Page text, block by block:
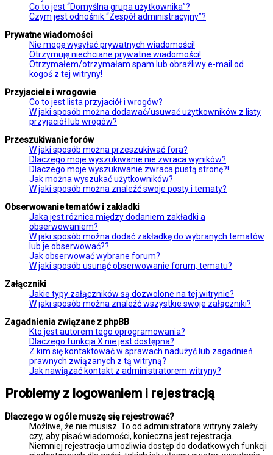
Co to jest “Domyślna grupa użytkownika”?
Czym jest odnośnik “Zespół administracyjny”?
Prywatne wiadomości
Nie mogę wysyłać prywatnych wiadomości!
Otrzymuję niechciane prywatne wiadomości!
Otrzymałem/otrzymałam spam lub obraźliwy e-mail od
kogoś z tej witryny!
Przyjaciele i wrogowie
Co to jest lista przyjaciół i wrogów?
W jaki sposób można dodawać/usuwać użytkowników z listy
przyjaciół lub wrogów?
Przeszukiwanie forów
W jaki sposób można przeszukiwać fora?
Dlaczego moje wyszukiwanie nie zwraca wyników?
Dlaczego moje wyszukiwanie zwraca pustą stronę?!
Jak można wyszukać użytkowników?
W jaki sposób można znaleźć swoje posty i tematy?
Obserwowanie tematów i zakładki
Jaka jest różnica między dodaniem zakładki a
obserwowaniem?
W jaki sposób można dodać zakładkę do wybranych tematów
lub je obserwować??
Jak obserwować wybrane forum?
W jaki sposób usunąć obserwowanie forum, tematu?
Załączniki
Jakie typy załączników są dozwolone na tej witrynie?
W jaki sposób można znaleźć wszystkie swoje załączniki?
Zagadnienia związane z phpBB
Kto jest autorem tego oprogramowania?
Dlaczego funkcja X nie jest dostępna?
Z kim się kontaktować w sprawach nadużyć lub zagadnień
prawnych związanych z tą witryną?
Jak nawiązać kontakt z administratorem witryny?
Problemy z logowaniem i rejestracją
Dlaczego w ogóle muszę się rejestrować?
Możliwe, że nie musisz. To od administratora witryny zależy
czy, aby pisać wiadomości, konieczna jest rejestracja.
Niemniej rejestracja umożliwia dostęp do dodatkowych funkcji